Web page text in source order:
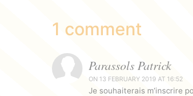
1 comment
Parassols Patrick
ON 13 FEBRUARY 2019 AT 16:52
Je souhaiterais m’inscrire